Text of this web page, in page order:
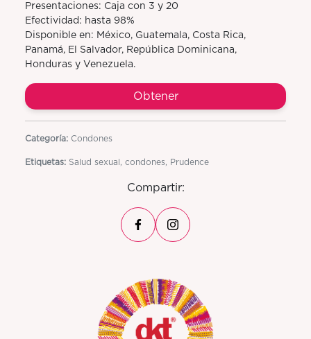
Presentaciones: Caja con 3 y 20
Efectividad: hasta 98%
Disponible en: México, Guatemala, Costa Rica,
Panamá, El Salvador, República Dominicana,
Honduras y Venezuela.
Obtener
Categoría: Condones
Etiquetas: Salud sexual, condones, Prudence
Compartir: